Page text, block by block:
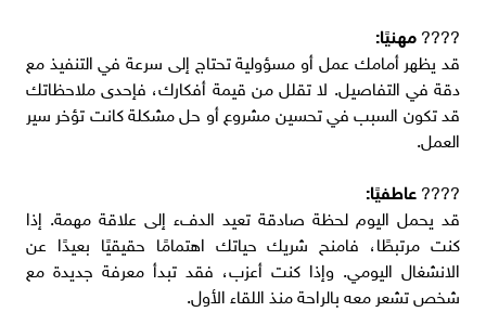
????مهنيًا:
قد يظهر أمامك عمل أو مسؤولية تحتاج إلى سرعة في التنفيذ مع
دقة في التفاصيل. لا تقلل من قيمة أفكارك، فإحدى ملاحظاتك
قد تكون السبب في تحسين مشروع أو حل مشكلة كانت تؤخر سير
العمل.
????عاطفيًا:
قد يحمل اليوم لحظة صادقة تعيد الدفء إلى علاقة مهمة. إذا
كنت مرتبطًا، فامنح شريك حياتك اهتمامًا حقيقيًا بعيدًا عن
الانشغال اليومي. وإذا كنت أعزب، فقد تبدأ معرفة جديدة مع
شخص تشعر معه بالراحة منذ اللقاء الأول.